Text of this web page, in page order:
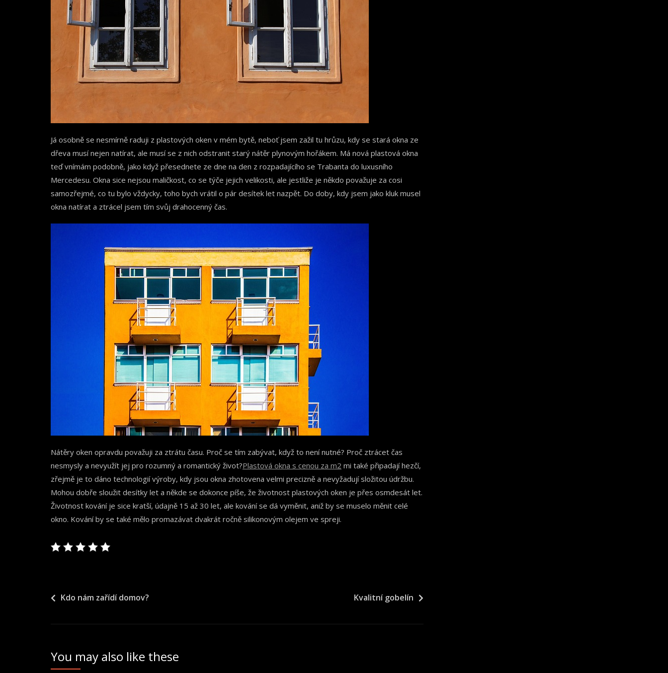
Já osobně se nesmírně raduji z plastových oken v mém bytě, neboť jsem zažil tu hrůzu, kdy se stará okna ze
dřeva musí nejen natírat, ale musí se z nich odstranit starý nátěr plynovým hořákem. Má nová plastová okna
teď vnímám podobně, jako když přesednete ze dne na den z rozpadajícího se Trabanta do luxusního
Mercedesu. Okna sice nejsou maličkost, co se týče jejich velikosti, ale jestliže je někdo považuje za cosi
samozřejmé, co tu bylo vždycky, toho bych vrátil o pár desítek let nazpět. Do doby, kdy jsem jako kluk musel
okna natírat a ztrácel jsem tím svůj drahocenný čas.
Nátěry oken opravdu považuji za ztrátu času. Proč se tím zabývat, když to není nutné? Proč ztrácet čas
nesmysly a nevyužít jej pro rozumný a romantický život?Plastová okna s cenou za m2 mi také připadají hezčí,
zřejmě je to dáno technologií výroby, kdy jsou okna zhotovena velmi precizně a nevyžadují složitou údržbu.
Mohou dobře sloužit desítky let a někde se dokonce píše, že životnost plastových oken je přes osmdesát let.
Životnost kování je sice kratší, údajně 15 až 30 let, ale kování se dá vyměnit, aniž by se muselo měnit celé
okno. Kování by se také mělo promazávat dvakrát ročně silikonovým olejem ve spreji.
Navigace
Kdo nám zařídí domov? Kvalitní gobelín
You may also like these